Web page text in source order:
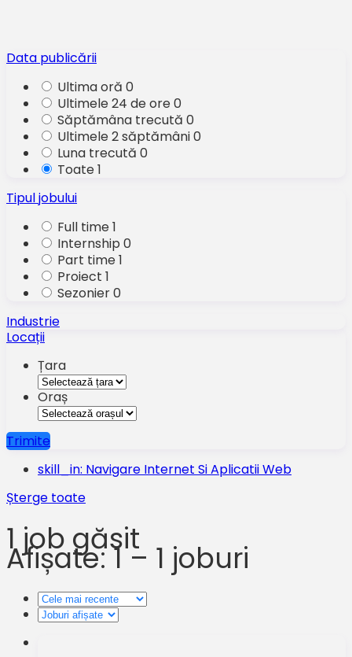
Data publicării
Ultima oră 0
Ultimele 24 de ore0
Săptămâna trecută 0
Ultimele 2 săptămâni0
Luna trecută 0
Toate1
Tipul jobului
Full time1
Internship 0
Part time1
Proiect 1
Sezonier0
Industrie
Locații
Țara
Oraș
Trimite
skill_in: Navigare Internet Si Aplicatii Web
Șterge toate
1 job găsit
Afișate: 1 – 1 joburi